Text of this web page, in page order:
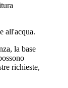
all'acqua.
la base
richieste,